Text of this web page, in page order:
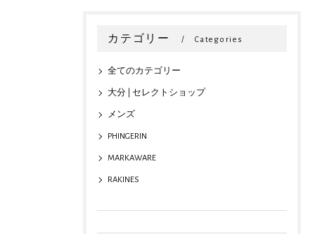
カテゴリー Categories
全てのカテゴリー
大分 | セレクトショップ
メンズ
PHINGERIN
MARKAWARE
RAKINES